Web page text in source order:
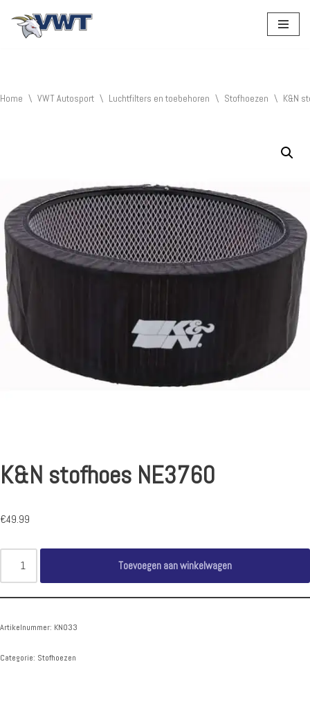
Home \ VWT Autosport \ Luchtfilters en toebehoren \ Stofhoezen \ K&N
K&N stofhoes NE3760
€49.99
Toevoegen aan winkelwagen
Artikelnummer: KN033
Categorie: Stofhoezen